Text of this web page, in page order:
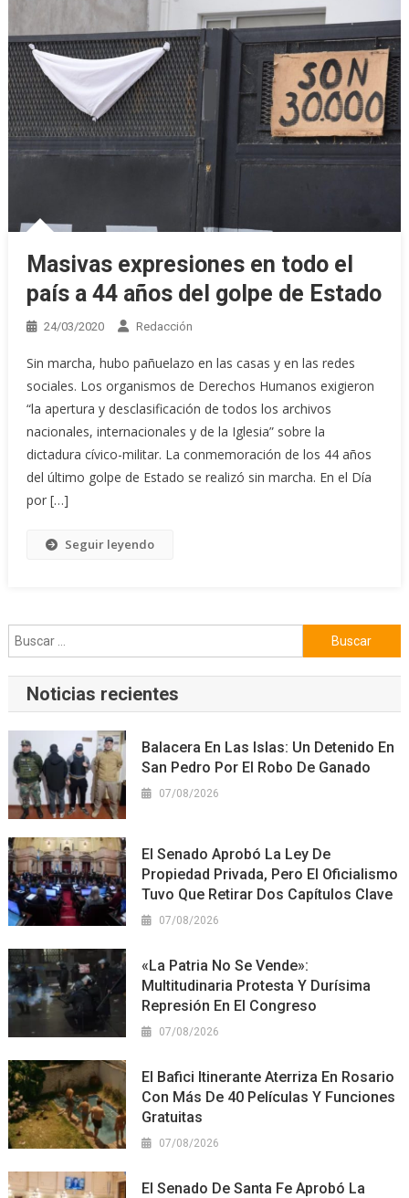
Masivas expresiones en todo el
país a 44 años del golpe de Estado
24/03/2020 Redacción
Sin marcha, hubo pañuelazo en las casas y en las redes
sociales. Los organismos de Derechos Humanos exigieron
“la apertura y desclasificación de todos los archivos
nacionales, internacionales y de la Iglesia” sobre la
dictadura cívico-militar. La conmemoración de los 44 años
del último golpe de Estado se realizó sin marcha. En el Día
por […]
Seguir leyendo
Buscar:
Noticias recientes
Balacera En Las Islas: Un Detenido En
San Pedro Por El Robo De Ganado
07/08/2026
El Senado Aprobó La Ley De
Propiedad Privada, Pero El Oficialismo
Tuvo Que Retirar Dos Capítulos Clave
07/08/2026
«La Patria No Se Vende»:
Multitudinaria Protesta Y Durísima
Represión En El Congreso
07/08/2026
El Bafici Itinerante Aterriza En Rosario
Con Más De 40 Películas Y Funciones
Gratuitas
07/08/2026
El Senado De Santa Fe Aprobó La